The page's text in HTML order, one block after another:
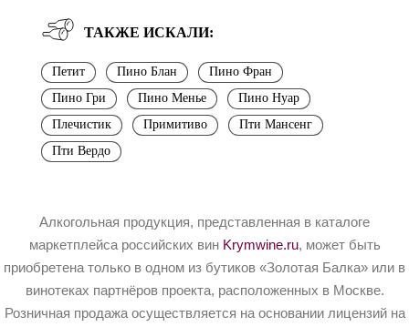
ТАКЖЕ ИСКАЛИ:
Петит Пино Блан
Пино Фран
Пино Гри
Пино Менье
Пино Нуар
Плечистик
Примитиво
Пти Мансенг
Пти Вердо
Алкогольная продукция, представленная в каталоге
маркетплейса российских вин Krymwine.ru, может быть
приобретена только в одном из бутиков «Золотая Балка» или в
винотеках партнёров проекта, расположенных в Москве.
Розничная продажа осуществляется на основании лицензий на